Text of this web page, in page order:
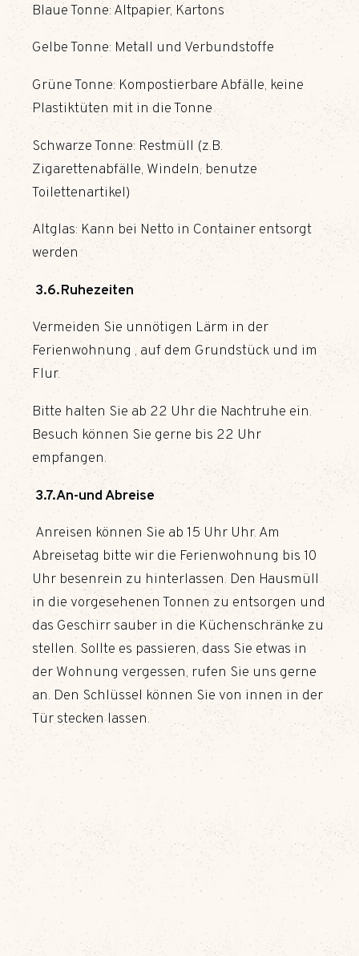
Blaue Tonne: Altpapier, Kartons
Gelbe Tonne: Metall und Verbundstoffe
Grüne Tonne: Kompostierbare Abfälle, keine
Plastiktüten mit in die Tonne
Schwarze Tonne: Restmüll (z.B.
Zigarettenabfälle, Windeln, benutze
Toilettenartikel)
Altglas: Kann bei Netto in Container entsorgt
werden
3.6.Ruhezeiten
Vermeiden Sie unnötigen Lärm in der
Ferienwohnung , auf dem Grundstück und im
Flur.
Bitte halten Sie ab 22 Uhr die Nachtruhe ein.
Besuch können Sie gerne bis 22 Uhr
empfangen.
3.7.An-und Abreise
Anreisen können Sie ab 15 Uhr Uhr. Am
Abreisetag bitte wir die Ferienwohnung bis 10
Uhr besenrein zu hinterlassen. Den Hausmüll
in die vorgesehenen Tonnen zu entsorgen und
das Geschirr sauber in die Küchenschränke zu
stellen. Sollte es passieren, dass Sie etwas in
der Wohnung vergessen, rufen Sie uns gerne
an. Den Schlüssel können Sie von innen in der
Tür stecken lassen.